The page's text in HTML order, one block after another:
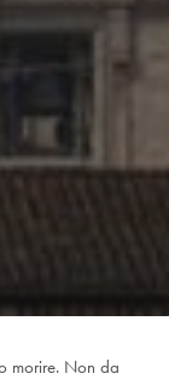
morire. Non da